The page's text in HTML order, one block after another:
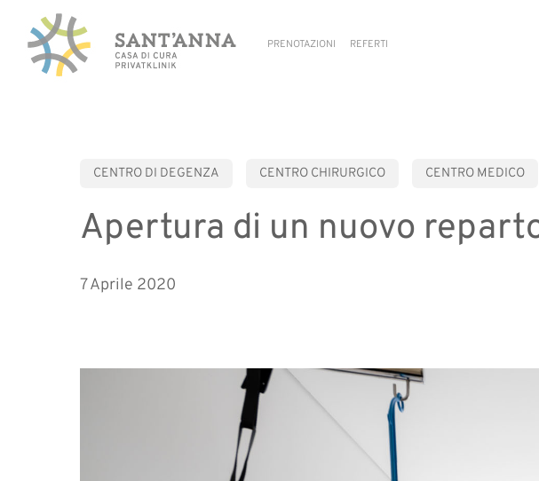
main
PRENOTAZIONI REFERTI
CENTRO DI DEGENZA CENTRO CHIRURGICO CENTRO MEDICO
Apertura di un nuovo
7 Aprile 2020